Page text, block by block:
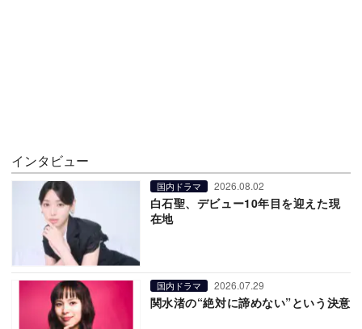
インタビュー
国内ドラマ 2026.08.02
白石聖、デビュー10年目を迎えた現
在地
国内ドラマ 2026.07.29
関水渚の“絶対に諦めない”という決意